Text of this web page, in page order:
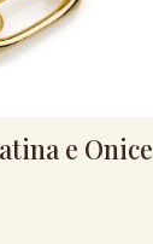
e Onice